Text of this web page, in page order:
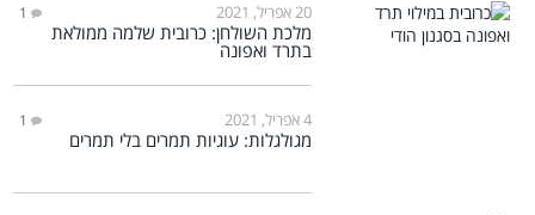
20 אפריל, 2021 1
מלכת השולחן: כרובית שלמה ממולאת
בתרד ואפונה
4 אפריל, 2021 1
מגולגלות: עוגיות תמרים בלי תמרים